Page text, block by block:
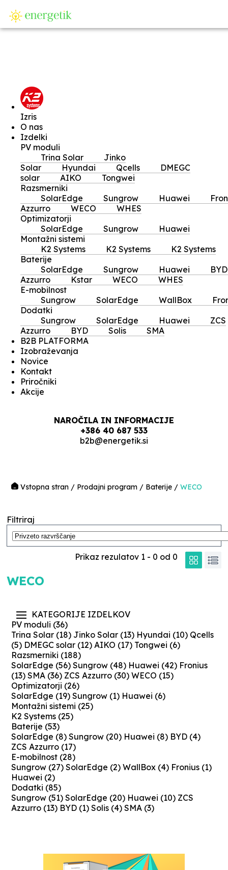
Izris
O nas
Izdelki
PV moduli
Trina Solar
Jinko
Solar
Hyundai Qcells
DMEGC
solar
AIKO
Tongwei
Razsmerniki
SolarEdge
Sungrow Huawei
Azzurro
WECO
WHES
Optimizatorji
SolarEdge
Sungrow
Huawei
Montažni sistemi
K2 Systems
K2 Systems
K2 Systems
Baterije
SolarEdge
Sungrow Huawei
BYD
Azzurro
Kstar WECO
WHES
E-mobilnost
Sungrow
SolarEdge WallBox
Dodatki
Sungrow
SolarEdge Huawei
ZCS
Azzurro
BYD Solis
SMA
B2B PLATFORMA
Izobraževanja
Novice
Kontakt
Priročniki
Akcije
NAROČILA IN INFORMACIJE
+386 40 687 533
b2b@energetik.si
Vstopna stran / Prodajni program / Baterije / WECO
KATEGORIJE IZDELKOV
PV moduli (36)
Trina Solar (18) Jinko Solar (13) Hyundai (10) Qcells
(5) DMEGC solar (12) AIKO (17) Tongwei (6)
Razsmerniki (188)
SolarEdge (56) Sungrow (48) Huawei (42) Fronius
(13) SMA (36) ZCS Azzurro (30) WECO (15)
Optimizatorji (26)
SolarEdge (19) Sungrow (1) Huawei (6)
Montažni sistemi (25)
K2 Systems (25)
Baterije (53)
SolarEdge (8) Sungrow (20) Huawei (8) BYD (4)
ZCS Azzurro (17)
E-mobilnost (28)
Sungrow (27) SolarEdge (2) WallBox (4) Fronius (1)
Huawei (2)
Dodatki (85)
Sungrow (51) SolarEdge (20) Huawei (10) ZCS
Azzurro (13) BYD (1) Solis (4) SMA (3)
Filtriraj
Prikaz rezulatov 1- 0 od 0
WECO